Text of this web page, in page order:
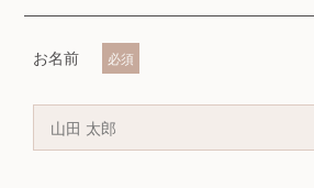
受講申し込み
お名前 必須